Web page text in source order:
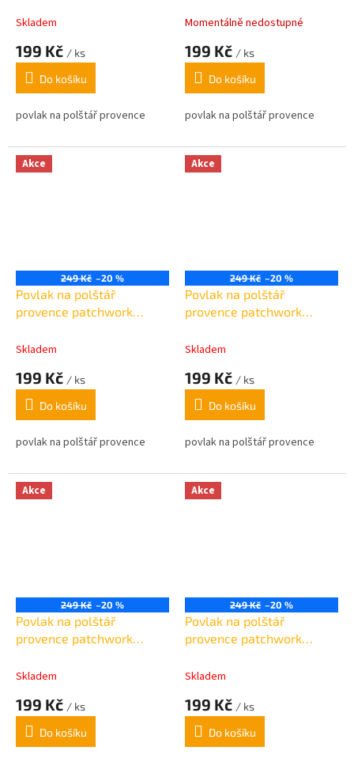
Skladem
199 Kč / ks
Do košíku
povlak na polštář provence
Momentálně nedostupné
199 Kč / ks
Do košíku
povlak na polštář provence
Akce
249 Kč –20 %
Povlak na polštář
provence patchwork
45x45cm
Skladem
199 Kč / ks
Do košíku
povlak na polštář provence
Akce
249 Kč –20 %
Povlak na polštář
provence patchwork
Skladem
199 Kč / ks
Do košíku
povlak na polštář provence
Akce
249 Kč –20 %
Povlak na polštář
provence patchwork
45x45cm
Skladem
199 Kč / ks
Do košíku
Akce
249 Kč –20 %
Povlak na polštář
provence patchwork
Skladem
199 Kč / ks
Do košíku